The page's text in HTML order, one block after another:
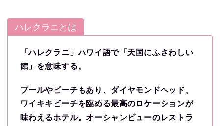
ハレクラニとは
「ハレクラニ」ハワイ語で「天国にふさわしい
館」を意味する。
プールやビーチもあり、ダイヤモンドヘッド、
ワイキキビーチを臨める最高のロケーションが
味わえるホテル。オーシャンビューのレストラ